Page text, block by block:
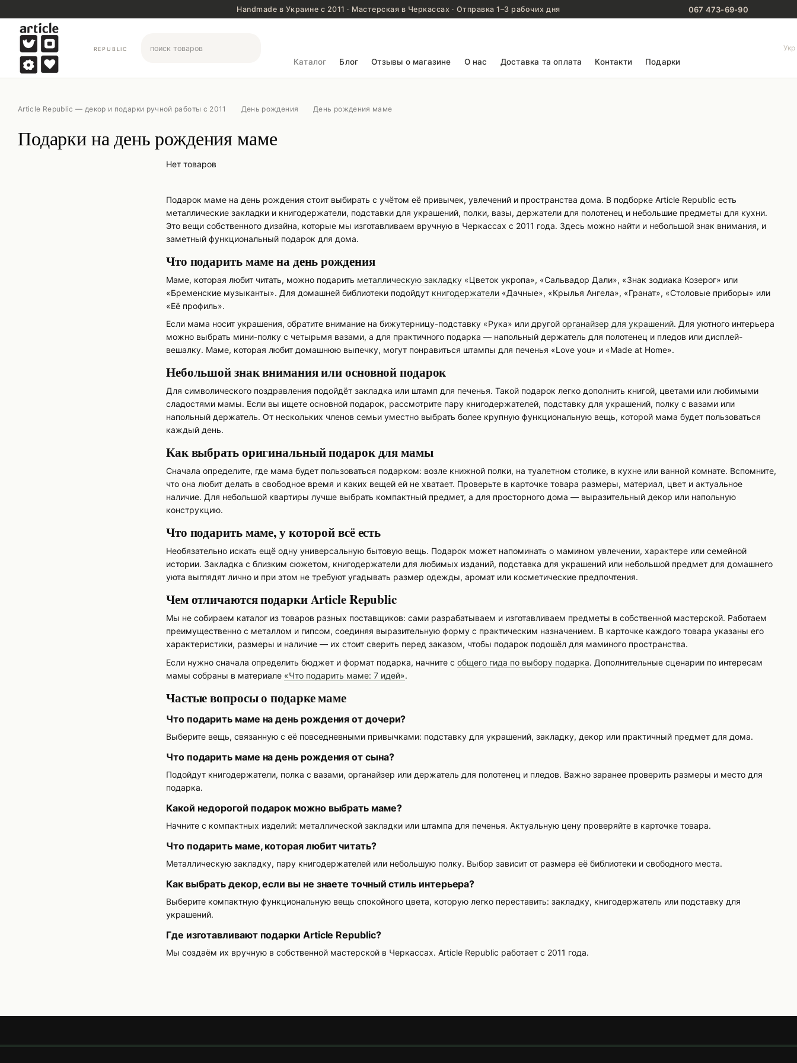
Handmade в Украине с 2011 · Мастерская в Черкассах · Отправка 1–3 рабочих дня 067 473-69-90
REPUBLIC
Каталог Блог Отзывы о магазине О нас Доставка та оплата Контакти Подарки
Укр
Article Republic — декор и подарки ручной работы с 2011 День рождения День рождения маме
Подарки на день рождения маме
Подарок маме на день рождения стоит выбирать с учётом её привычек, увлечений и пространства дома. В подборке Article Republic есть
металлические закладки и книгодержатели, подставки для украшений, полки, вазы, держатели для полотенец и небольшие предметы для кухни.
Это вещи собственного дизайна, которые мы изготавливаем вручную в Черкассах с 2011 года. Здесь можно найти и небольшой знак внимания, и
заметный функциональный подарок для дома.
Что подарить маме на день рождения
Маме, которая любит читать, можно подарить металлическую закладку «Цветок укропа», «Сальвадор Дали», «Знак зодиака Козерог» или
«Бременские музыканты». Для домашней библиотеки подойдут книгодержатели «Дачные», «Крылья Ангела», «Гранат», «Столовые приборы» или
«Её профиль».
Если мама носит украшения, обратите внимание на бижутерницу-подставку «Рука» или другой органайзер для украшений. Для уютного интерьера
можно выбрать мини-полку с четырьмя вазами, а для практичного подарка — напольный держатель для полотенец и пледов или дисплей-
вешалку. Маме, которая любит домашнюю выпечку, могут понравиться штампы для печенья «Love you» и «Made at Home».
Небольшой знак внимания или основной подарок
Для символического поздравления подойдёт закладка или штамп для печенья. Такой подарок легко дополнить книгой, цветами или любимыми
сладостями мамы. Если вы ищете основной подарок, рассмотрите пару книгодержателей, подставку для украшений, полку с вазами или
напольный держатель. От нескольких членов семьи уместно выбрать более крупную функциональную вещь, которой мама будет пользоваться
каждый день.
Как выбрать оригинальный подарок для мамы
Сначала определите, где мама будет пользоваться подарком: возле книжной полки, на туалетном столике, в кухне или ванной комнате. Вспомните,
что она любит делать в свободное время и каких вещей ей не хватает. Проверьте в карточке товара размеры, материал, цвет и актуальное
наличие. Для небольшой квартиры лучше выбрать компактный предмет, а для просторного дома — выразительный декор или напольную
конструкцию.
Что подарить маме, у которой всё есть
Необязательно искать ещё одну универсальную бытовую вещь. Подарок может напоминать о мамином увлечении, характере или семейной
истории. Закладка с близким сюжетом, книгодержатели для любимых изданий, подставка для украшений или небольшой предмет для домашнего
уюта выглядят лично и при этом не требуют угадывать размер одежды, аромат или косметические предпочтения.
Чем отличаются подарки Article Republic
Мы не собираем каталог из товаров разных поставщиков: сами разрабатываем и изготавливаем предметы в собственной мастерской. Работаем
преимущественно с металлом и гипсом, соединяя выразительную форму с практическим назначением. В карточке каждого товара указаны его
характеристики, размеры и наличие — их стоит сверить перед заказом, чтобы подарок подошёл для маминого пространства.
Если нужно сначала определить бюджет и формат подарка, начните с общего гида по выбору подарка. Дополнительные сценарии по интересам
мамы собраны в материале «Что подарить маме: 7 идей».
Частые вопросы о подарке маме
Что подарить маме на день рождения от дочери?
Выберите вещь, связанную с её повседневными привычками: подставку для украшений, закладку, декор или практичный предмет для дома.
Что подарить маме на день рождения от сына?
Подойдут книгодержатели, полка с вазами, органайзер или держатель для полотенец и пледов. Важно заранее проверить размеры и место для
подарка.
Какой недорогой подарок можно выбрать маме?
Начните с компактных изделий: металлической закладки или штампа для печенья. Актуальную цену проверяйте в карточке товара.
Что подарить маме, которая любит читать?
Металлическую закладку, пару книгодержателей или небольшую полку. Выбор зависит от размера её библиотеки и свободного места.
Как выбрать декор, если вы не знаете точный стиль интерьера?
Выберите компактную функциональную вещь спокойного цвета, которую легко переставить: закладку, книгодержатель или подставку для
украшений.
Где изготавливают подарки Article Republic?
Мы создаём их вручную в собственной мастерской в Черкассах. Article Republic работает с 2011 года.
Нет товаров